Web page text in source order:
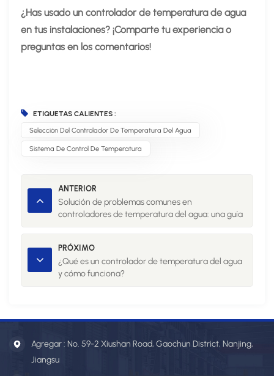
¿Has usado un controlador de temperatura de agua
en tus instalaciones? ¡Comparte tu experiencia o
preguntas en los comentarios!
ETIQUETAS CALIENTES :
Selección Del Controlador De Temperatura Del Agua
Sistema De Control De Temperatura
ANTERIOR
Solución de problemas comunes en
controladores de temperatura del agua: una guía
PRÓXIMO
¿Qué es un controlador de temperatura del agua
y cómo funciona?
Agregar : No. 59-2 Xiushan Road, Gaochun District, Nanjing,
Jiangsu